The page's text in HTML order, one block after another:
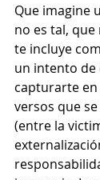
Que imagine
no es tal,
te incluye
un intento de
capturarte en
versos que
(entre la